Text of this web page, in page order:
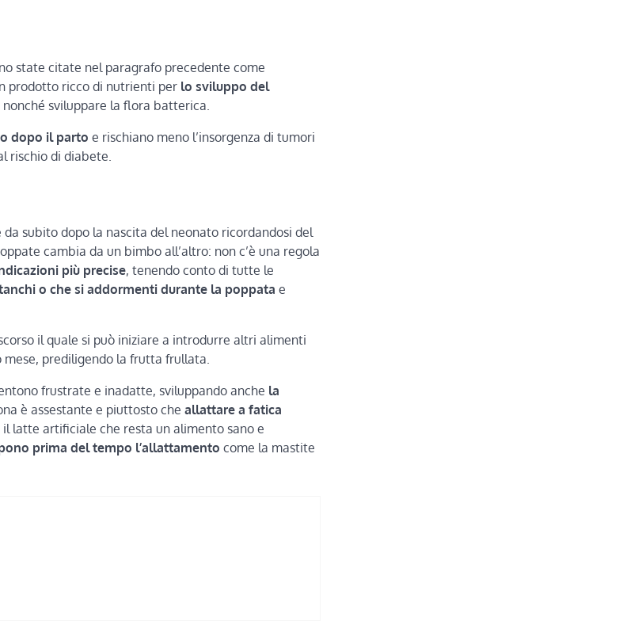
state citate nel paragrafo precedente come
prodotto ricco di nutrienti per lo sviluppo del
nonché sviluppare la flora batterica.
dopo il parto e rischiano meno l’insorgenza di tumori
rischio di diabete.
subito dopo la nascita del neonato ricordandosi del
cambia da un bimbo all’altro: non c’è una regola
più precise, tenendo conto di tutte le
o che si addormenti durante la poppata e
il quale si può iniziare a introdurre altri alimenti
mese, prediligendo la frutta frullata.
frustrate e inadatte, sviluppando anche la
è assestante e piuttosto che allattare a fatica
latte artificiale che resta un alimento sano e
prima del tempo l’allattamento come la mastite